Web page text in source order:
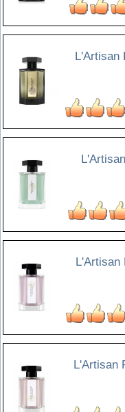
L'Artisan
L'Artisan
L'Artisan